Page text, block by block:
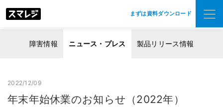
まずは資料ダウンロード
障害情報 ニュース・プレス 製品リリース情報
2022/12/09
年末年始休業のお知らせ（2022年）